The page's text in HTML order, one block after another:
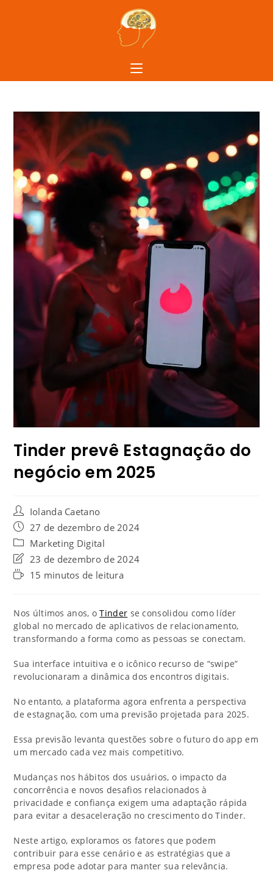
Tinder prevê Estagnação do
negócio em 2025
Iolanda Caetano
27 de dezembro de 2024
Marketing Digital
23 de dezembro de 2024
15 minutos de leitura
Nos últimos anos, oTinder se consolidou como líder
global no mercado de aplicativos de relacionamento,
transformando a forma como as pessoas se conectam.
Sua interface intuitiva e o icônico recurso de “swipe”
revolucionaram a dinâmica dos encontros digitais.
No entanto, a plataforma agora enfrenta a perspectiva
de estagnação, com uma previsão projetada para 2025.
Essa previsão levanta questões sobre o futuro do app em
um mercado cada vez mais competitivo.
Mudanças nos hábitos dos usuários, o impacto da
concorrência e novos desafios relacionados à
privacidade e confiança exigem uma adaptação rápida
para evitar a desaceleração no crescimento do Tinder.
Neste artigo, exploramos os fatores que podem
contribuir para esse cenário e as estratégias que a
empresa pode adotar para manter sua relevância.